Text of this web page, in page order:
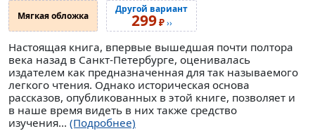
Мягкая обложка
Другой вариант
299₽››
Настоящая книга, впервые вышедшая почти полтора
века назад в Санкт-Петербурге, оценивалась
издателем как предназначенная для так называемого
легкого чтения. Однако историческая основа
рассказов, опубликованных в этой книге, позволяет и
в наше время видеть в них также средство
изучения... (Подробнее)